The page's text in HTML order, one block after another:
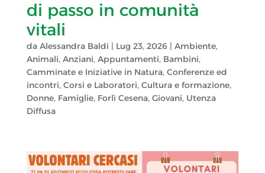
di passo in comunità
vitali
da Alessandra Baldi | Lug 23, 2026| Ambiente,
Animali, Anziani, Appuntamenti, Bambini,
Camminate e Iniziative in Natura, Conferenze ed
incontri, Corsi e Laboratori, Cultura e formazione,
Donne, Famiglie, Forlì Cesena, Giovani, Utenza
Diffusa